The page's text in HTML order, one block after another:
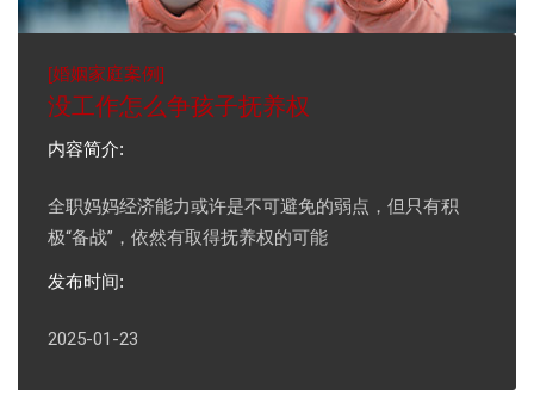
[婚姻家庭案例]
没工作怎么争孩子抚养权
内容简介:
全职妈妈经济能力或许是不可避免的弱点，但只有积
极“备战”，依然有取得抚养权的可能
发布时间:
2025-01-23